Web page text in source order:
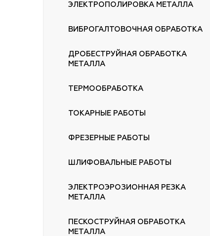
ЭЛЕКТРОПОЛИРОВКА МЕТАЛЛА
ВИБРОГАЛТОВОЧНАЯ ОБРАБОТКА
ДРОБЕСТРУЙНАЯ ОБРАБОТКА
МЕТАЛЛА
ТЕРМООБРАБОТКА
ТОКАРНЫЕ РАБОТЫ
ФРЕЗЕРНЫЕ РАБОТЫ
ШЛИФОВАЛЬНЫЕ РАБОТЫ
ЭЛЕКТРОЭРОЗИОННАЯ РЕЗКА
МЕТАЛЛА
ПЕСКОСТРУЙНАЯ ОБРАБОТКА
МЕТАЛЛА